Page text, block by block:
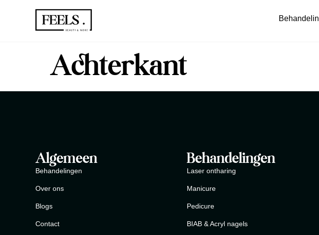
Achterkant
Algemeen
Behandelingen
Over ons
Blogs
Contact
Behandelingen
Laser ontharing
Manicure
Pedicure
BIAB & Acryl nagels